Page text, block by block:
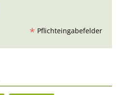
* Pflichteingabefelder